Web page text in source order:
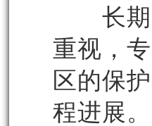
长期以
重视，
区的保
程进展